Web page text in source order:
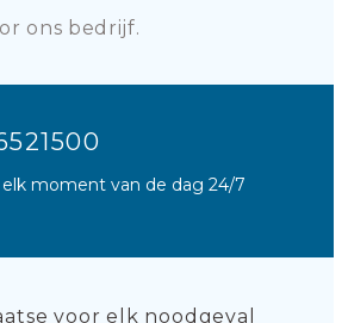
ons bedrijf.
moment van de dag 24/7
voor elk noodgeval